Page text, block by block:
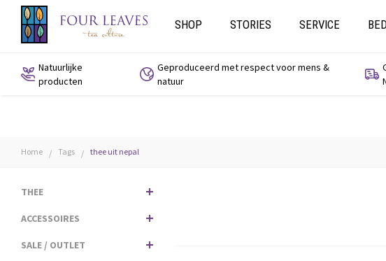
SHOP STORIES SERVICE
Natuurlijke
producten
Geproduceerd met respect voor mens &
natuur
Home / Tags / thee uit nepal
THEE
ACCESSOIRES
SALE / OUTLET